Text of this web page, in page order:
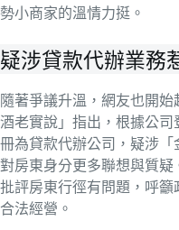
勢小商家的溫情力挺。
疑涉貸款代辦業務
隨著爭議升溫，網友也開
酒老實說」指出，根據公
冊為貸款代辦公司，疑涉
對房東身分更多聯想與質
批評房東行徑有問題，呼
合法經營。